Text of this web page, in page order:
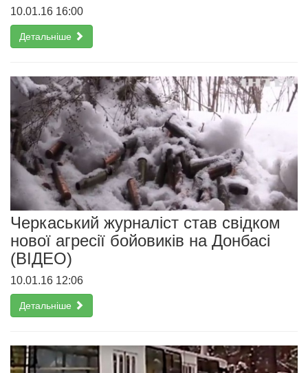
10.01.16 16:00
Детальніше
Черкаський журналіст став свідком
нової агресії бойовиків на Донбасі
(ВІДЕО)
10.01.16 12:06
Детальніше